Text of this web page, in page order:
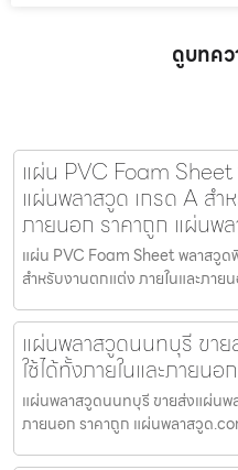
ดูบทค
แผ่น PVC Foam
แผ่นพลาสวูด เกรด A สำ
ภายนอก ราคาถูก แผ่นพ
แผ่น PVC Foam Sheet พลาสวู
สำหรับงานตกแต่ง ภายในและภา
แผ่นพลาสวูดนนทบุรี ขา
ใช้ได้ทั้งภายในและภายน
แผ่นพลาสวูดนนทบุรี ขายส่งแผ่นพ
ภายนอก ราคาถูก แผ่นพลาสวูด